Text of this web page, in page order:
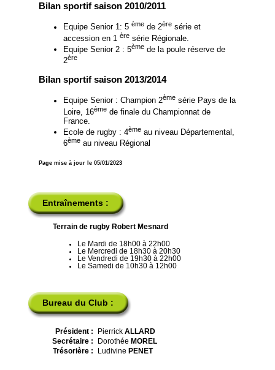
Bilan sportif saison 2010/2011
Equipe Senior 1: 5 èmede 2èresérie et
accession en 1 èresérie Régionale.
Equipe Senior 2 : 5èmede la poule réserve de
2ère
Bilan sportif saison 2013/2014
Equipe Senior : Champion 2èmesérie Pays de la
Loire, 16èmede finale du Championnat de
France.
Ecole de rugby : 4èmeau niveau Départemental,
6èmeau niveau Régional
Page mise à jour le 05/01/2023
Entraînements :
Terrain de rugby Robert Mesnard
Le Mardi de 18h00 à 22h00
Le Mercredi de 18h30 à 20h30
Le Vendredi de 19h30 à 22h00
Le Samedi de 10h30 à 12h00
Bureau du Club :
Président : Pierrick ALLARD
Secrétaire :
Dorothée MOREL
Trésorière :
Ludivine PENET